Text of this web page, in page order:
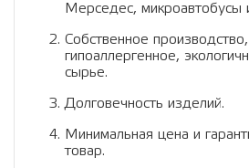
Мерседес, микроавтобусы
Собственное
гипоаллергенное,
сырье.
Долговечность изделий.
Минимальная цена и
товар.